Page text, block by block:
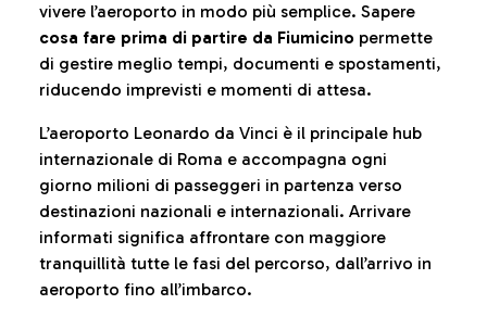
vivere l’aeroporto in modo più semplice. Sapere
cosa fare prima di partire da Fiumicino permette
di gestire meglio tempi, documenti e spostamenti,
riducendo imprevisti e momenti di attesa.
L’aeroporto Leonardo da Vinci è il principale hub
internazionale di Roma e accompagna ogni
giorno milioni di passeggeri in partenza verso
destinazioni nazionali e internazionali. Arrivare
informati significa affrontare con maggiore
tranquillità tutte le fasi del percorso, dall’arrivo in
aeroporto fino all’imbarco.